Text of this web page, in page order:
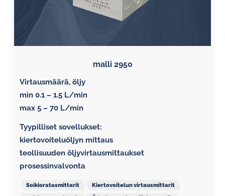
malli 2950
Virtausmäärä, öljy
min 0.1 – 1.5 L/min
max 5 – 70 L/min
Tyypilliset sovellukset:
kiertovoiteluöljyn mittaus
teollisuuden öljyvirtausmittaukset
prosessinvalvonta
Soikioratasmittarit
Kiertovoitelun virtausmittarit